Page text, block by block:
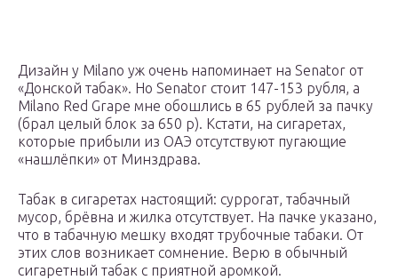
Дизайн у Milano уж очень напоминает на Senator от
«Донской табак». Но Senator стоит 147-153 рубля, а
Milano Red Grape мне обошлись в 65 рублей за пачку
(брал целый блок за 650 р). Кстати, на сигаретах,
которые прибыли из ОАЭ отсутствуют пугающие
«нашлёпки» от Минздрава.
Табак в сигаретах настоящий: суррогат, табачный
мусор, брёвна и жилка отсутствует. На пачке указано,
что в табачную мешку входят трубочные табаки. От
этих слов возникает сомнение. Верю в обычный
сигаретный табак с приятной аромкой.